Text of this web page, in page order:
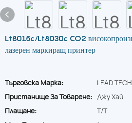
Lt8015c/Lt8030c CO2
лазерен маркиращ принтер
Търговска Марка:
LEAD TECH
Пристанище За Товарене: Джу Хай
Плащане:
T/T